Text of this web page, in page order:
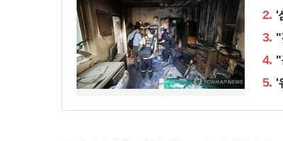
2. '
3. "
4. "
5. '